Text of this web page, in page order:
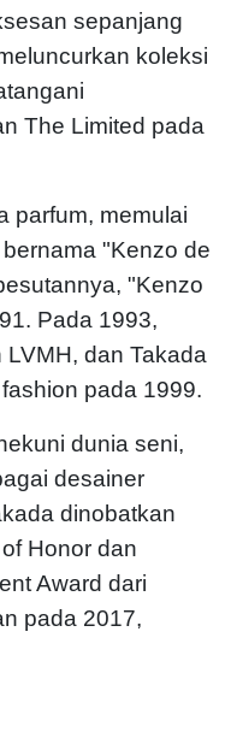
sepanjang
koleksi
The Limited pada
parfum, memulai
"Kenzo de
"Kenzo
Pada 1993,
dan Takada
pada 1999.
dunia seni,
desainer
dinobatkan
Honor dan
Award dari
pada 2017,